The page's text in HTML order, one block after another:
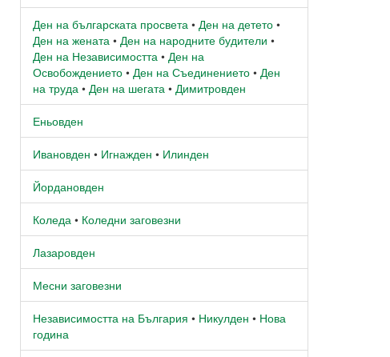
Ден на българската просвета • Ден на детето •
Ден на жената • Ден на народните будители •
Ден на Независимостта • Ден на
Освобождението • Ден на Съединението • Ден
на труда • Ден на шегата • Димитровден
Еньовден
Ивановден • Игнажден • Илинден
Йордановден
Коледа • Коледни заговезни
Лазаровден
Месни заговезни
Независимостта на България • Никулден • Нова
година